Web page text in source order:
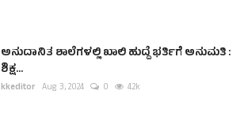
ಅನುದಾನಿತ ಶಾಲೆಗಳಲ್ಲಿ ಖಾಲಿ ಹುದ್ದೆ ಭರ್ತಿಗೆ ಅನುಮತಿ :
ಶಿಕ್ಷ...
kkeditor Aug 3, 2024 0 4.2k